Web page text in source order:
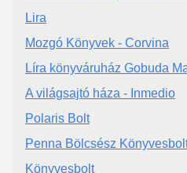
Lira
Mozgó Könyvek - Corvina
Líra könyváruház Gobuda
A világsajtó háza - Inmedio
Polaris Bolt
Penna Bölcsész
Könyvesbolt